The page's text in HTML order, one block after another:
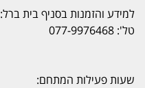
למידע והזמנות בסניף בית ברל:
טל': 077-9976468
שעות פעילות המתחם: